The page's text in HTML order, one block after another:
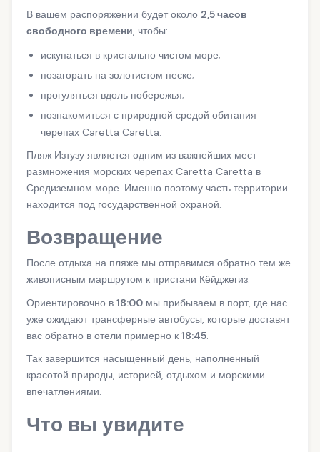
В вашем распоряжении будет около 2,5 часов
свободного времени, чтобы:
искупаться в кристально чистом море;
позагорать на золотистом песке;
прогуляться вдоль побережья;
познакомиться с природной средой обитания
черепах Caretta Caretta.
Пляж Изтузу является одним из важнейших мест
размножения морских черепах Caretta Caretta в
Средиземном море. Именно поэтому часть территории
находится под государственной охраной.
Возвращение
После отдыха на пляже мы отправимся обратно тем же
живописным маршрутом к пристани Кёйджегиз.
Ориентировочно в 18:00 мы прибываем в порт, где нас
уже ожидают трансферные автобусы, которые доставят
вас обратно в отели примерно к 18:45
Так завершится насыщенный день, наполненный
красотой природы, историей, отдыхом и морскими
впечатлениями.
Что вы увидите